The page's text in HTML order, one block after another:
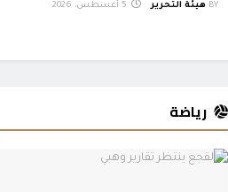
BY هيئة التحرير
رياضة